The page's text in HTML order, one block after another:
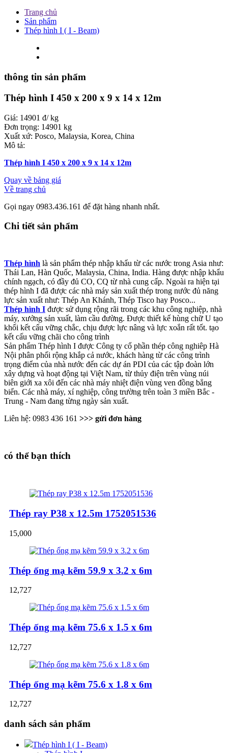
Trang chủ
Sản phẩm
Thép hình I ( I - Beam)
thông tin sản phẩm
Thép hình I 450 x 200 x 9 x 14 x 12m
Giá: 14901 đ/ kg
Đơn trọng: 14901 kg
Xuất xứ: Posco, Malaysia, Korea, China
Mô tả:
Thép hình I 450 x 200 x 9 x 14 x 12m
Quay về bảng giá
Về trang chủ
Gọi ngay 0983.436.161 để đặt hàng nhanh nhất.
Chi tiết sản phẩm
Thép hình là sản phẩm thép nhập khẩu từ các nước trong Asia như:
Thái Lan, Hàn Quốc, Malaysia, China, India. Hàng được nhập khẩu
chính ngạch, có đầy đủ CO, CQ từ nhà cung cấp. Ngoài ra hiện tại
thép hình I đã được các nhà máy sản xuất thép trong nước đủ năng
lực sản xuất như: Thép An Khánh, Thép Tisco hay Posco...
Thép hình I được sử dụng rộng rãi trong các khu công nghiệp, nhà
máy, xưởng sản xuất, làm cầu đường. Được thiết kế hùng chữ U tạo
khối kết cấu vững chắc, chịu được lực nâng và lực xoắn rất tốt. tạo
kết cấu vững chãi cho công trình
Sản phẩm Thép hình I được Công ty cổ phần thép công nghiêp Hà
Nội phân phối rộng khắp cả nước, khách hàng từ các công trình
trọng điểm của nhà nước đến các dự án PDI của các tập đoàn lớn
xây dựng và hoạt động tại Việt Nam, từ thủy điện trên vùng núi
biên giới xa xôi đến các nhà máy nhiệt điện vùng ven đồng bẳng
biển. Các nhà máy, xí nghiệp, công trường trên toàn 3 miền Bắc -
Trung - Nam đang từng ngày sản xuất.
Liên hệ: 0983 436 161 >>> gửi đơn hàng
có thể bạn thích
Thép ray P38 x 12.5m 1752051536
15,000
Thép ống mạ kẽm 59.9 x 3.2 x 6m
12,727
Thép ống mạ kẽm 75.6 x 1.5 x 6m
12,727
Thép ống mạ kẽm 75.6 x 1.8 x 6m
12,727
danh sách sản phẩm
Thép hình I ( I - Beam)